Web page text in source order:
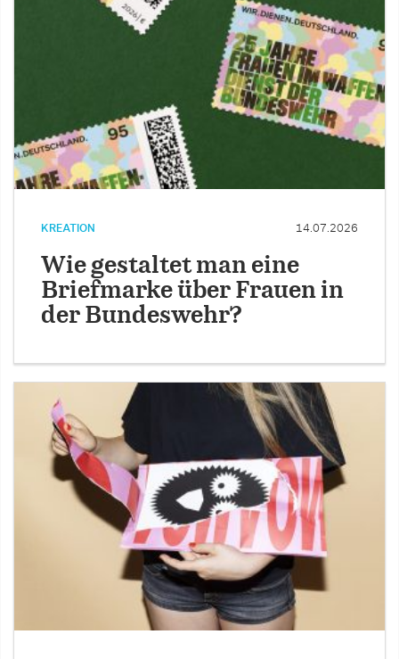
KREATION 14.07.2026
Wie gestaltet man eine
Briefmarke über Frauen in
der Bundeswehr?